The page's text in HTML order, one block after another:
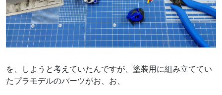
を、しようと考えていたんですが、塗装用に組み立ててい
たプラモデルのパーツがお、お、